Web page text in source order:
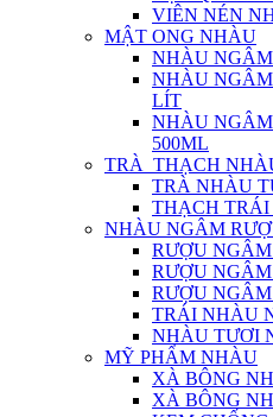
VIÊN NÉN
MẬT ONG NHÀU
NHÀU
NHÀU
LÍT
NHÀU
500ML
TRÀ_THẠCH
TRÀ NHÀU
THẠCH TRÁI
NHÀU NGÂM
RƯỢU
RƯỢU
RƯỢU
TRÁI NHÀU
NHÀU TƯƠI
MỸ PHẨM NHÀU
XÀ BÔNG
XÀ BÔNG